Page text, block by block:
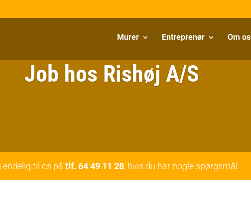
Murer Entreprenør Om os
Job hos Rishøj A/S
endelig til os på tlf. 64 49 11 28, hvis du har nogle spørgsmål.